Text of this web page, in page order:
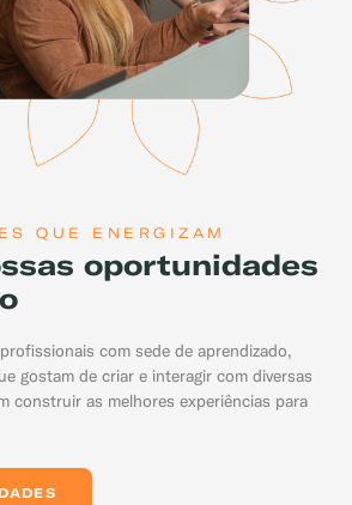
QUE ENERGIZAM
oportunidades
com sede de aprendizado,
gostam de criar e interagir com diversas
construir as melhores experiências para